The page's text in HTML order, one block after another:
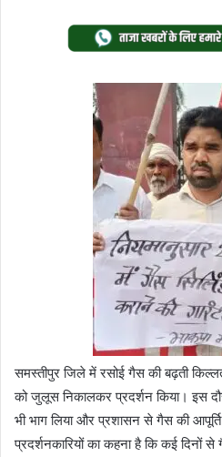
email
समस्तीपुर जिले में रसोई गैस की बढ़ती
को जुलूस निकालकर प्रदर्शन किया। इस
भी भाग लिया और प्रशासन से गैस की
प्रदर्शनकारियों का कहना है कि कई दिनों